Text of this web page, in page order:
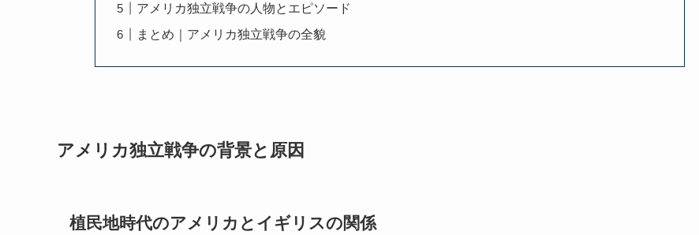
アメリカ独立戦争の人物とエピソード
まとめ｜アメリカ独立戦争の全貌
アメリカ独立戦争の背景と原因
植民地時代のアメリカとイギリスの関係